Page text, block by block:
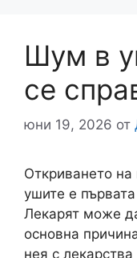
Шум в
се
юни 19, 2026 от
Откриването
ушите е
Лекарят може
основна
нея с